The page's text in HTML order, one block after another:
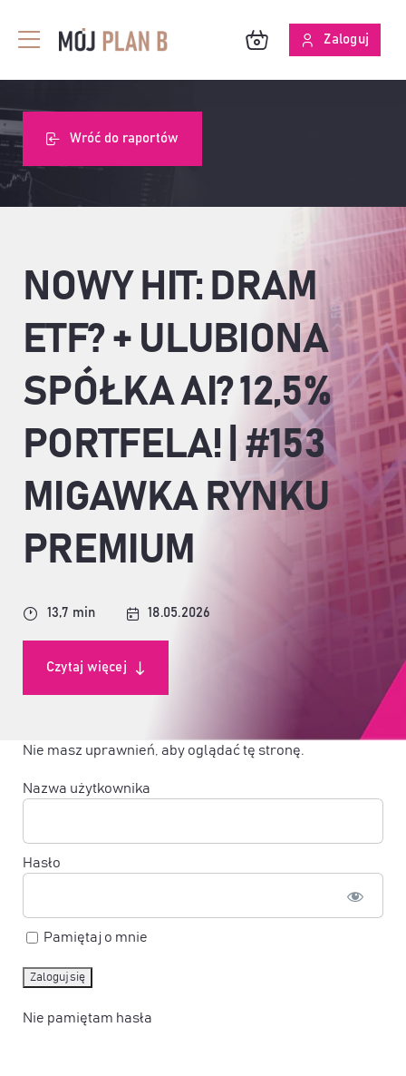
zawartości
Toggle
Navigation
SKUTECZNOŚĆ ANALIZ
Zaloguj
Wróć do raportów
NOWY HIT: DRAM
ETF? + ULUBIONA
SPÓŁKA AI? 12,5%
PORTFELA! | #153
MIGAWKA RYNKU
PREMIUM
13,7 min 18.05.2026
Czytaj więcej
Nie masz uprawnień, aby oglądać tę stronę.
Nazwa użytkownika
Hasło
Pamiętaj o mnie
Nie pamiętam hasła